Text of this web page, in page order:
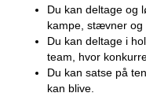
Du kan deltage og
kampe, stævner og
Du kan deltage i
team, hvor
Du kan satse på
kan blive.